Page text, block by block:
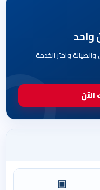
واختر الخدمة
▣